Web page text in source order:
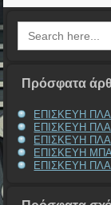
Search
for:
Πρόσφατα
ΕΠΙΣΚΕΥΗ
ΕΠΙΣΚΕΥΗ
ΕΠΙΣΚΕΥΗ
ΕΠΙΣΚΕΥΗ
ΕΠΙΣΚΕΥΗ